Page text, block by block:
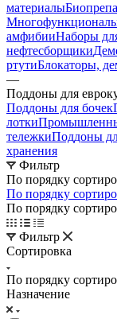
материалы
амфибииНаборы
нефтесборщики
ртутиБлокаторы,
—
Поддоны для
Поддоны для бочек
лотки
тележкиПоддоны
хранения
Фильтр
По порядку
По порядку
По порядку
Фильтр
Сортировка
По порядку
Назначение